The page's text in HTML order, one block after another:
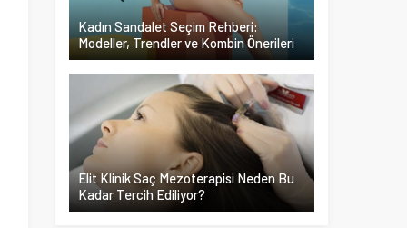
Kadın Sandalet Seçim Rehberi:
Modeller, Trendler ve Kombin Önerileri
Elit Klinik Saç Mezoterapisi Neden Bu
Kadar Tercih Ediliyor?